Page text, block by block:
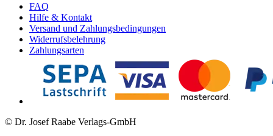
FAQ
Hilfe & Kontakt
Versand und Zahlungsbedingungen
Widerrufsbelehrung
Zahlungsarten
© Dr. Josef Raabe Verlags-GmbH